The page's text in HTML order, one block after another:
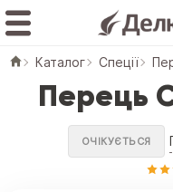
Каталог Спеції
Перець
ОЧІКУЄТЬСЯ